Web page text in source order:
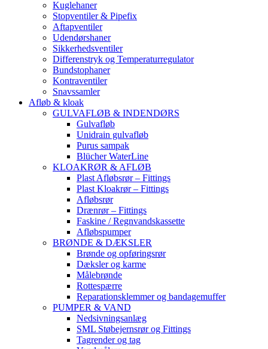
Kuglehaner
Stopventiler & Pipefix
Aftapventiler
Udendørshaner
Sikkerhedsventiler
Differenstryk og Temperaturregulator
Bundstophaner
Kontraventiler
Snavssamler
Afløb & kloak
GULVAFLØB & INDENDØRS
Gulvafløb
Unidrain gulvafløb
Purus sampak
Blücher WaterLine
KLOAKRØR & AFLØB
Plast Afløbsrør – Fittings
Plast Kloakrør – Fittings
Afløbsrør
Drænrør – Fittings
Faskine / Regnvandskassette
Afløbspumper
BRØNDE & DÆKSLER
Brønde og opføringsrør
Dæksler og karme
Målebrønde
Rottespærre
Reparationsklemmer og bandagemuffer
PUMPER & VAND
Nedsivningsanlæg
SML Støbejernsrør og Fittings
Tagrender og tag